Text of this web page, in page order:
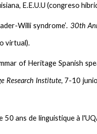
E.E.U.U (congreso
Willi syndrome’. 30th
virtual).
of Heritage Spanish
Research Institute, 7-10
50 ans de linguistique à